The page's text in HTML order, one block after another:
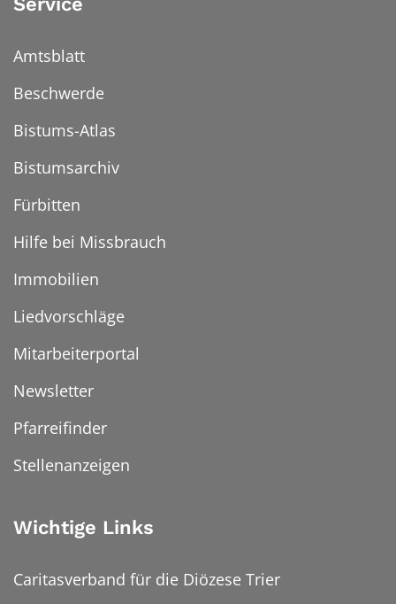
Amtsblatt
Beschwerde
Bistums-Atlas
Bistumsarchiv
Fürbitten
Hilfe bei Missbrauch
Immobilien
Liedvorschläge
Mitarbeiterportal
Newsletter
Pfarreifinder
Stellenanzeigen
Wichtige Links
Caritasverband für die Diözese Trier